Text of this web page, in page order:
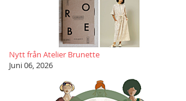
Nytt från Atelier Brunette
Juni 06, 2026